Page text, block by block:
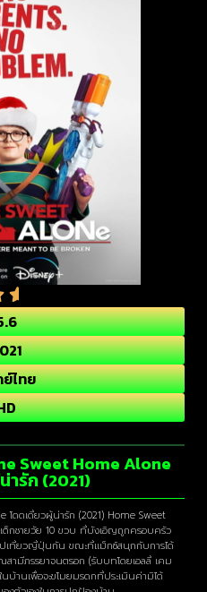
ไทย
Sweet Home Alone
ารัก (2021)
โดดเดี่ยวผู้น่ารัก (2021) Home Sweet
ด็กชายวัย 10 ขวบ ที่บังเอิญถูกครอบครัว
เที่ยวญี่ปุ่นกัน ขณะที่แม็กซ์สนุกกับการได้
มีภรรยาจนตรอก (รับบทโดยเอลลี่ เคม
บ้านเพื่อจะขโมยมรดกที่ประเมินค่ามิได้